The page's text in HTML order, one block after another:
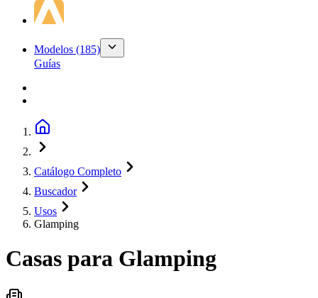
Modelos (185)
Guías
Catálogo Completo
Buscador
Usos
Glamping
Casas para Glamping